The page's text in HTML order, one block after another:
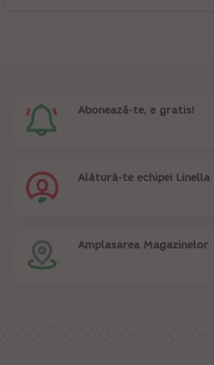
Abonează-te, e gratis!
Alătură-te echipei Linella
Amplasarea Magazinelor